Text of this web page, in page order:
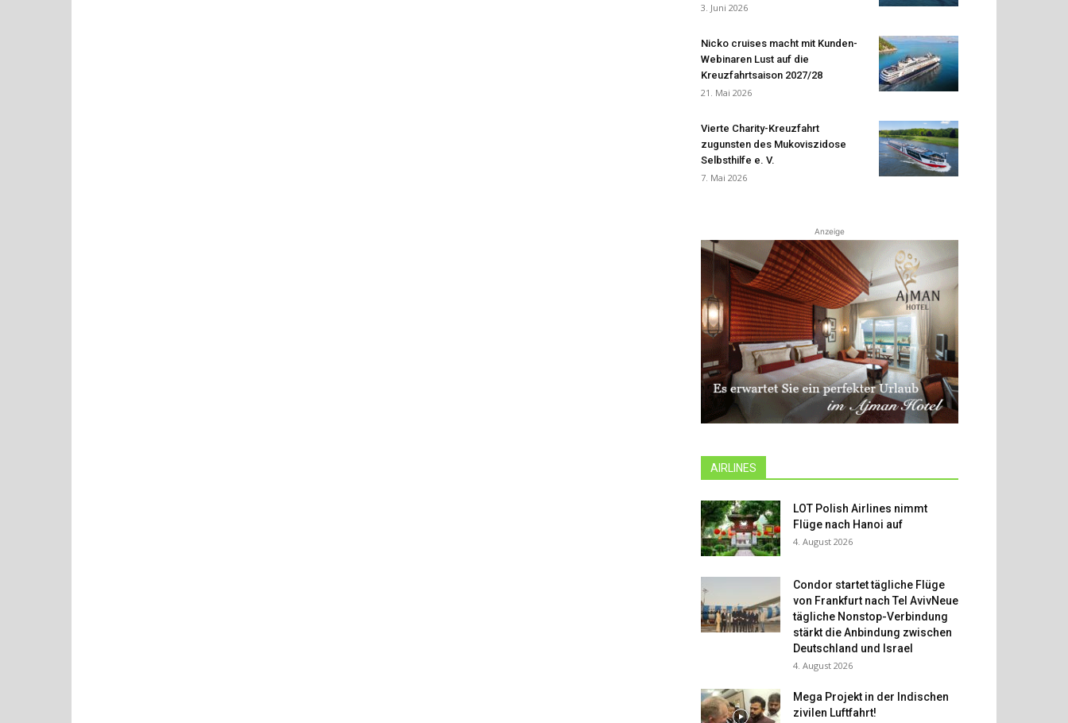
3. Juni 2026
Nicko cruises macht mit Kunden-
Webinaren Lust auf die
Kreuzfahrtsaison 2027/28
21. Mai 2026
Vierte Charity-Kreuzfahrt
zugunsten des Mukoviszidose
Selbsthilfe e. V.
7. Mai 2026
Anzeige
AIRLINES
LOT Polish Airlines nimmt
Flüge nach Hanoi auf
4. August 2026
Condor startet tägliche Flüge
von Frankfurt nach Tel AvivNeue
tägliche Nonstop-Verbindung
stärkt die Anbindung zwischen
Deutschland und Israel
4. August 2026
Mega Projekt in der Indischen
zivilen Luftfahrt!